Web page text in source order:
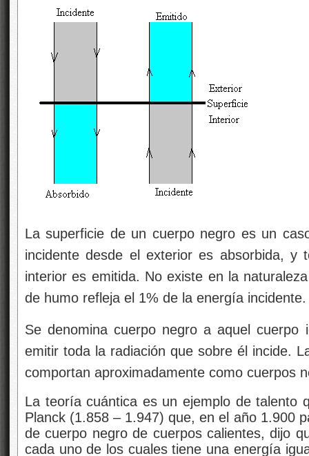
La superficie de un cuerpo negro es un
incidente desde el exterior es absorbida, y
interior es emitida. No existe en la
de humo refleja el 1% de la energía incidente.
Se denomina cuerpo negro a aquel
emitir toda la radiación que sobre él incide.
comportan aproximadamente como cuerpos
La teoría cuántica es un ejemplo de talento
Planck (1.858 – 1.947) que, en el año 1.900
de cuerpo negro de cuerpos calientes, dijo
cada uno de los cuales tiene una energía